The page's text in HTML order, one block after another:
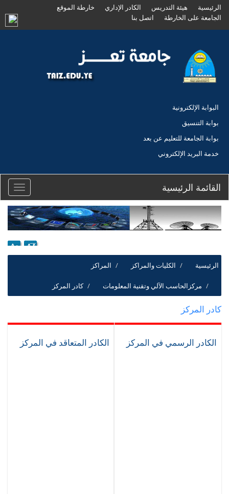
الرئيسية هيئة التدريس الكادر الإداري
خارطة الموقع
الجامعة على الخارطة
اتصل بنا
البوابة الإلكترونية
بوابة التنسيق
بوابة الجامعة للتعليم عن بعد
خدمة البريد الإلكتروني
Toggle
القائمة الرئيسية
الرئيسية الكليات والمراكز المراكز
مركزالحاسب الآلي وتقنية المعلومات كادر المركز
كادر المركز
الكادر الرسمي في المركز الكادر المتعاقد في المركز